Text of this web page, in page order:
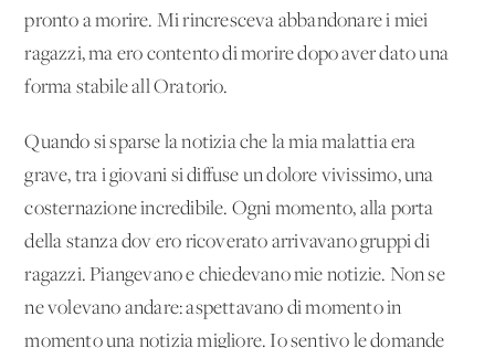
pronto a morire. Mi rincresceva abbandonare i miei
ragazzi, ma ero contento di morire dopo aver dato una
forma stabile all'Oratorio.
Quando si sparse la notizia che la mia malattia era
grave, tra i giovani si diffuse un dolore vivissimo, una
costernazione incredibile. Ogni momento, alla porta
della stanza dov'ero ricoverato arrivavano gruppi di
ragazzi. Piangevano e chiedevano mie notizie. Non se
ne volevano andare: aspettavano di momento in
momento una notizia migliore. Io sentivo le domande